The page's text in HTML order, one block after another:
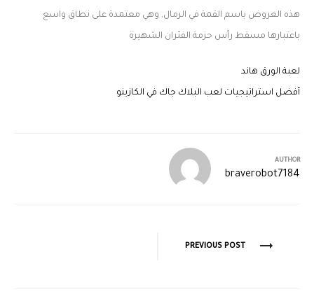
هذه العروض باسم القمة في الرمال, وهي معتمدة على نطاق واسع
باعتبارها مسقط رأس حزمة الفئران الشهيرة
لعبة الورق هاند
أفضل استراتيجيات لعب البلاك جاك في الكازينو
AUTHOR
braverobot7184
PREVIOUS POST